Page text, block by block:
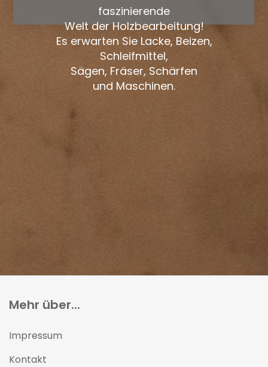
faszinierende
Welt der Holzbearbeitung!
Es erwarten Sie Lacke, Beizen,
Schleifmittel,
Sägen, Fräser, Schärfen
und Maschinen.
Mehr über...
Impressum
Kontakt